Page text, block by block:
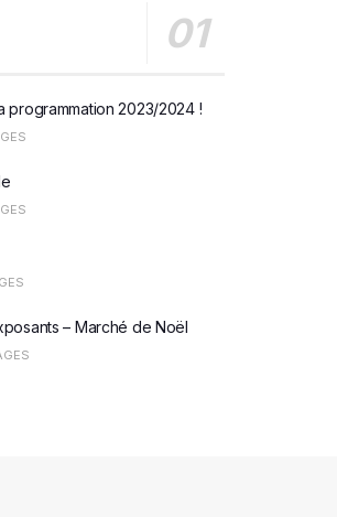
programmation 2023/2024 !
– Marché de Noël